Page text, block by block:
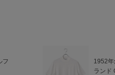
フ
1952
ランド